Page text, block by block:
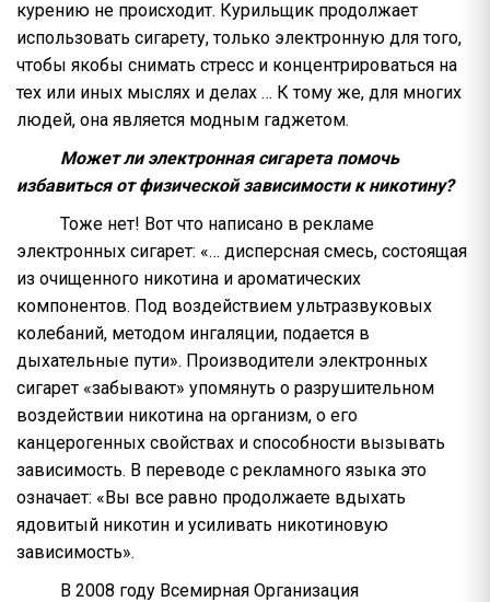
курению не происходит. Курильщик продолжает
использовать сигарету, только электронную для того,
чтобы якобы снимать стресс и концентрироваться на
тех или иных мыслях и делах … К тому же, для многих
людей, она является модным гаджетом.
Может ли электронная сигарета помочь
избавиться от физической зависимости к никотину?
Тоже нет! Вот что написано в рекламе
электронных сигарет: «… дисперсная смесь, состоящая
из очищенного никотина и ароматических
компонентов. Под воздействием ультразвуковых
колебаний, методом ингаляции, подается в
дыхательные пути». Производители электронных
сигарет «забывают» упомянуть о разрушительном
воздействии никотина на организм, о его
канцерогенных свойствах и способности вызывать
зависимость. В переводе с рекламного языка это
означает: «Вы все равно продолжаете вдыхать
ядовитый никотин и усиливать никотиновую
зависимость».
В 2008 году Всемирная Организация